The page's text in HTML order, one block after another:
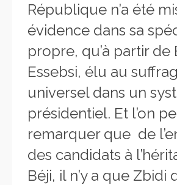
République n’a été
évidence dans sa
propre, qu’à partir de
Essebsi, élu au
universel dans un
présidentiel. Et l’on
remarquer que de
des candidats à
Béji, il n’y a que Zbidi